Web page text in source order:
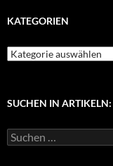
KATEGORIEN
K
a
g
r
SUCHEN IN ARTIKELN:
S
u